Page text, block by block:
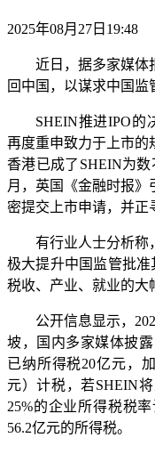
2025年08月27日19:48
近日，据多家媒体
回中国，以谋求中国监
SHEIN推进IPO的
再度重申致力于上市的
香港已成了SHEIN为
月，英国《金融时报
密提交上市申请，并正
有行业人士分析称
极大提升中国监管批
税收、产业、就业的大
公开信息显示，
坡，国内多家媒体披
已纳所得税20亿元，
元）计税，若SHEIN
25%的企业所得税税
56.2亿元的所得税。